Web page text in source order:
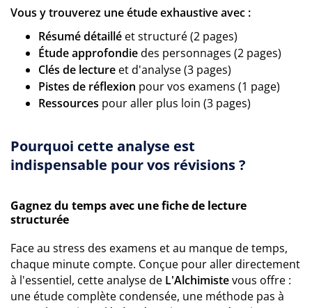
Vous y trouverez une étude exhaustive avec :
Résumé détaillé et structuré (2 pages)
Étude approfondiedes personnages (2 pages)
Clés de lecture et d'analyse (3 pages)
Pistes de réflexion pour vos examens (1 page)
Ressources pour aller plus loin (3 pages)
Pourquoi cette analyse est
indispensable pour vos révisions ?
Gagnez du temps avec une fiche de lecture
structurée
Face au stress des examens et au manque de temps,
chaque minute compte. Conçue pour aller directement
à l'essentiel, cette analyse de L'Alchimistevous offre :
une étude complète condensée, une méthode pas à